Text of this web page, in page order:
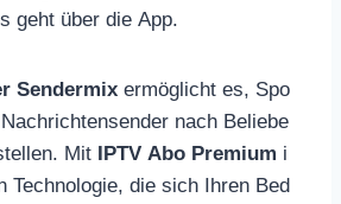
geht über die App.
Sendermix ermöglicht es, Spo
nach Beliebe
Mit IPTV Abo Premium i
Technologie, die sich Ihren Bed